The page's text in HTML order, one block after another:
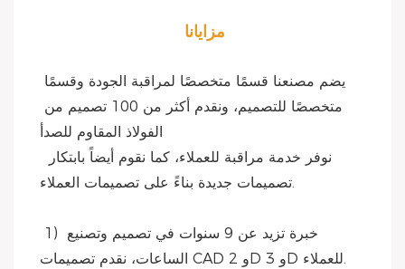
مزايانا
الفولاذ المقاوم للصدأ
تصميمات جديدة بناءً على تصميمات العملاء.
الساعات، نقدم تصميمات CAD و 2D و 3D للعملاء.